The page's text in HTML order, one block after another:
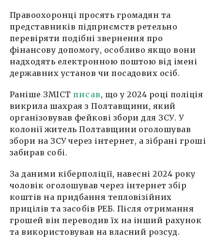
Правоохоронці просять громадян та
представників підприємств ретельно
перевіряти подібні звернення про
фінансову допомогу, особливо якщо вони
надходять електронною поштою від імені
державних установ чи посадових осіб.
Раніше ЗМІСТписав, що у 2024 році поліція
викрила шахрая з Полтавщини, який
організовував фейкові збори для ЗСУ. У
колонії житель Полтавщини оголошував
збори на ЗСУ через інтернет, а зібрані гроші
забирав собі.
За даними кіберполіції, навесні 2024 року
чоловік оголошував через інтернет збір
коштів на придбання тепловізійних
прицілів та засобів РЕБ. Після отримання
грошей він переводив їх на інший рахунок
та використовував на власний розсуд.